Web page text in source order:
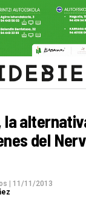
la
del
11/11/2013